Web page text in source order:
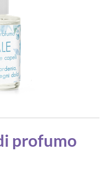
profumo